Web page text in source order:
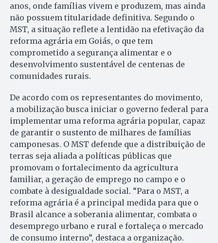
anos, onde famílias vivem e produzem, mas ainda
não possuem titularidade definitiva. Segundo o
MST, a situação reflete a lentidão na efetivação da
reforma agrária em Goiás, o que tem
comprometido a segurança alimentar e o
desenvolvimento sustentável de centenas de
comunidades rurais.
De acordo com os representantes do movimento,
a mobilização busca iniciar o governo federal para
implementar uma reforma agrária popular, capaz
de garantir o sustento de milhares de famílias
camponesas. O MST defende que a distribuição de
terras seja aliada a políticas públicas que
promovam o fortalecimento da agricultura
familiar, a geração de emprego no campo e o
combate à desigualdade social. “Para o MST, a
reforma agrária é a principal medida para que o
Brasil alcance a soberania alimentar, combata o
desemprego urbano e rural e fortaleça o mercado
de consumo interno”, destaca a organização.